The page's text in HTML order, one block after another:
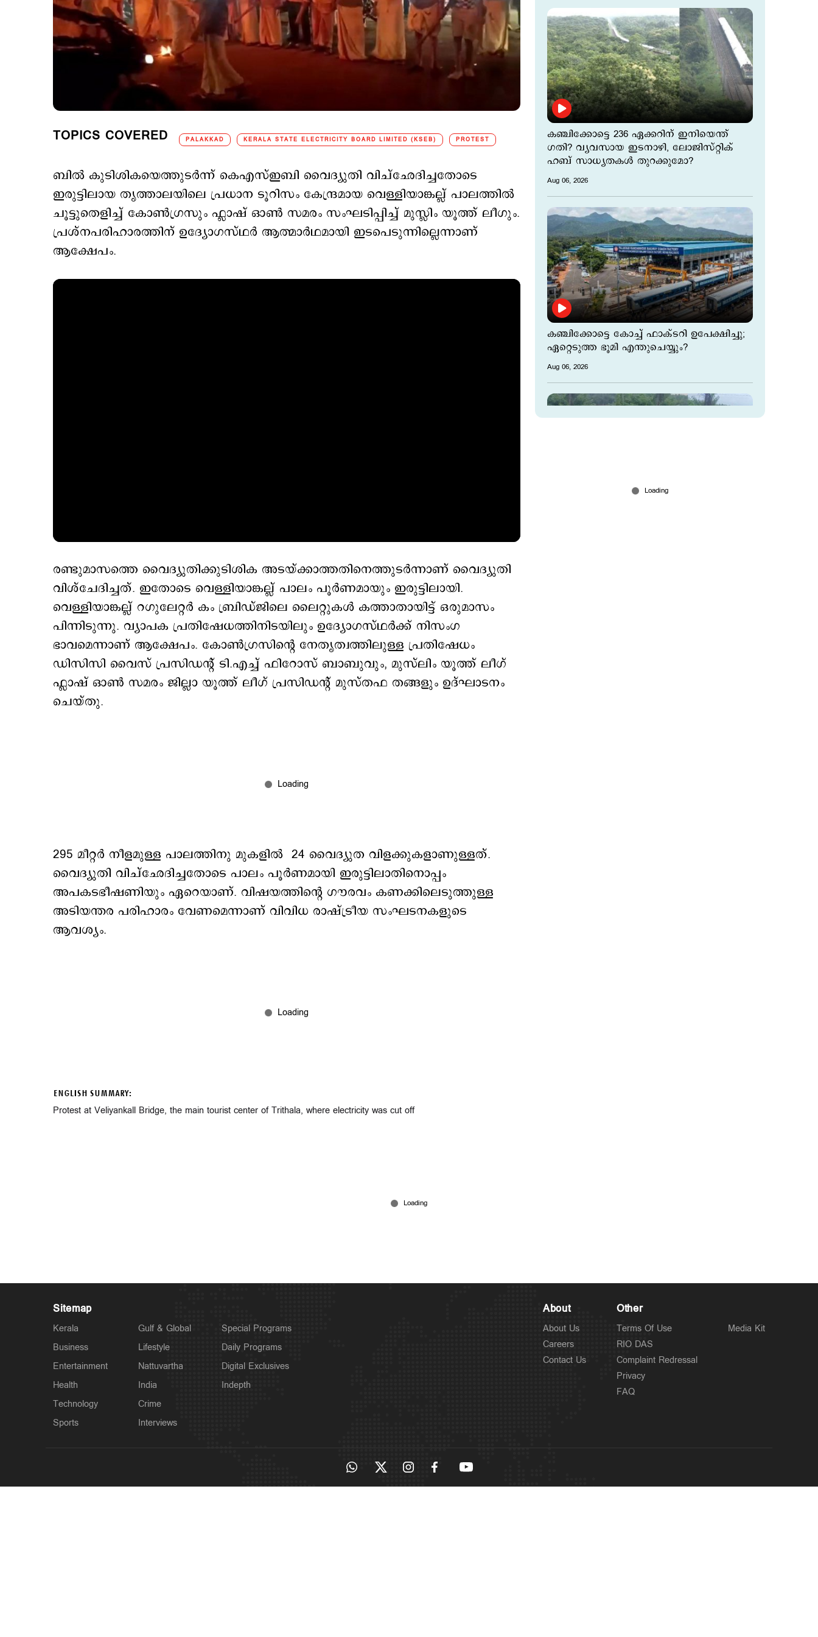
TOPICS COVERED PALAKKAD KERALA STATE ELECTRICITY BOARD LIMITED (KSEB) PROTEST
ബിൽ കുടിശികയെത്തുടര്‍ന്ന് കെഎസ്ഇബി വൈദ്യുതി വിച്ഛേദിച്ചതോടെ
ഇരുട്ടിലായ തൃത്താലയിലെ പ്രധാന ടൂറിസം കേന്ദ്രമായ വെള്ളിയാങ്കല്ല് പാലത്തിൽ
ചൂട്ടുതെളിച്ച് കോൺഗ്രസും ഫ്ലാഷ് ഓൺ സമരം സംഘടിപ്പിച്ച് മുസ്ലിം യൂത്ത് ലീഗും.
പ്രശ്നപരിഹാരത്തിന് ഉദ്യോഗസ്ഥര്‍ ആത്മാര്‍ഥമായി ഇടപെടുന്നില്ലെന്നാണ്
ആക്ഷേപം.
രണ്ടുമാസത്തെ വൈദ്യുതിക്കുടിശിക അടയ്ക്കാത്തതിനെത്തുടര്‍ന്നാണ് വൈദ്യുതി
വിശ്ചേദിച്ചത്. ഇതോടെ വെള്ളിയാങ്കല്ല് പാലം പൂർണമായും ഇരുട്ടിലായി.
വെള്ളിയാങ്കല്ല് റഗുലേറ്റർ കം ബ്രിഡ്ജിലെ ലൈറ്റുകൾ കത്താതായിട്ട് ഒരുമാസം
പിന്നിടുന്നു. വ്യാപക പ്രതിഷേധത്തിനിടയിലും ഉദ്യോഗസ്ഥര്‍ക്ക് നിസംഗ
ഭാവമെന്നാണ് ആക്ഷേപം. കോൺഗ്രസിന്‍റെ നേതൃത്വത്തിലുള്ള പ്രതിഷേധം
ഡിസിസി വൈസ് പ്രസിഡന്‍റ് ടി.എച്ച് ഫിറോസ് ബാബുവും, മുസ്‌ലിം യൂത്ത് ലീഗ്
ഫ്ലാഷ് ഓൺ സമരം ജില്ലാ യൂത്ത് ലീഗ് പ്രസിഡന്‍റ്‌ മുസ്തഫ തങ്ങളും ഉദ്ഘാടനം
ചെയ്തു.
295 മീറ്റർ നീളമുള്ള പാലത്തിനു മുകളിൽ 24 വൈദ്യുത വിളക്കുകളാണുള്ളത്.
വൈദ്യുതി വിച്ഛേദിച്ചതോടെ പാലം പൂർണമായി ഇരുട്ടിലാതിനൊപ്പം
അപകടഭീഷണിയും ഏറെയാണ്. വിഷയത്തിന്‍റെ ഗൗരവം കണക്കിലെടുത്തുള്ള
അടിയന്തര പരിഹാരം വേണമെന്നാണ് വിവിധ രാഷ്ട്രീയ സംഘടനകളുടെ
ആവശ്യം.
ENGLISH SUMMARY:
Protest at Veliyankall Bridge, the main tourist center of Trithala, where electricity was cut off
കഞ്ചിക്കോട്ടെ 236 ഏക്കറിന് ഇനിയെന്ത്
ഗതി? വ്യവസായ ഇടനാഴി, ലോജിസ്റ്റിക്
ഹബ് സാധ്യതകള്‍ തുറക്കുമോ?
Aug 06, 2026
കഞ്ചിക്കോട്ടെ കോച്ച് ഫാക്ടറി ഉപേക്ഷിച്ചു;
ഏറ്റെടുത്ത ഭൂമി എന്തുചെയ്യും?
Aug 06, 2026
Sitemap
Kerala
Business
Entertainment
Health
Technology
Sports
Gulf & Global
Lifestyle
Nattuvartha
India
Crime
Interviews
Special Programs
Daily Programs
Digital Exclusives
Indepth
About
About Us
Careers
Contact Us
Other
Terms Of Use
RIO DAS
Complaint Redressal
Privacy
FAQ
Media Kit